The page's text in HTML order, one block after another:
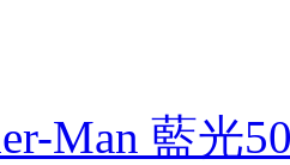
Man 藍光